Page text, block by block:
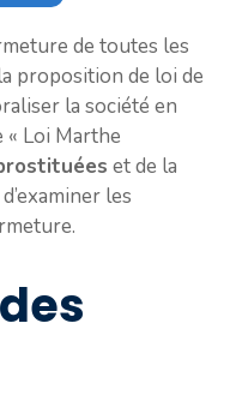
de toutes les
proposition de loi de
la société en
« Loi Marthe
et de la
les